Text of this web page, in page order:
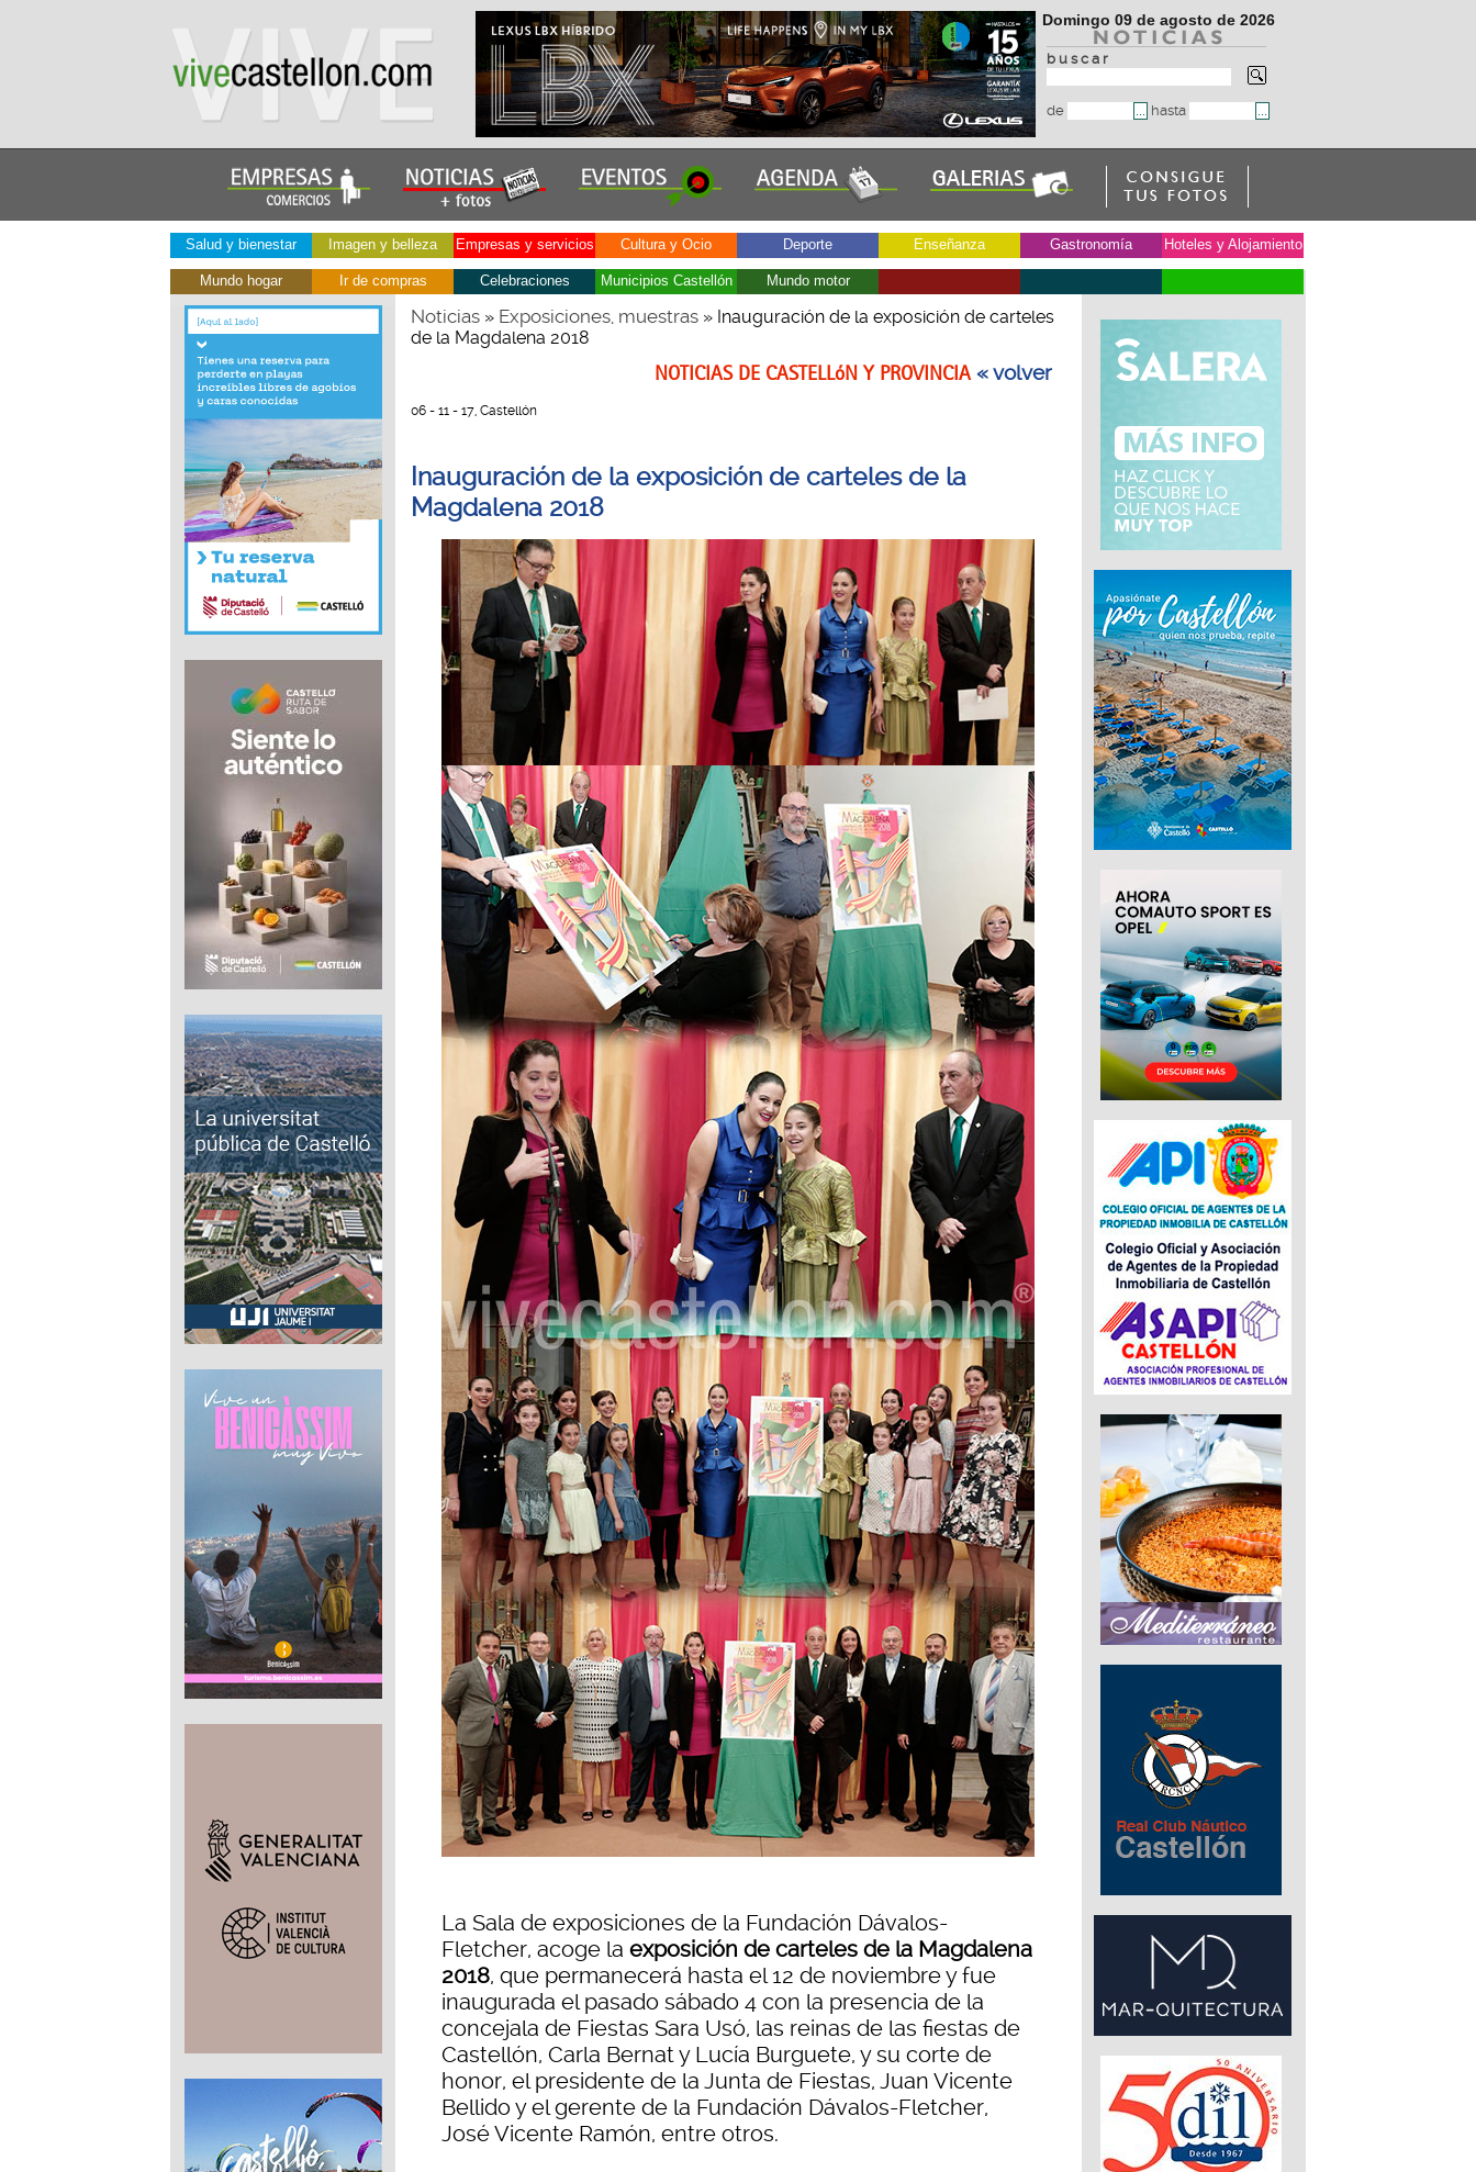
Domingo 09 de agosto de 2026
b u s c a r
de hasta
Salud y bienestar Imagen y belleza Empresas y servicios Cultura y Ocio Deporte Enseñanza Gastronomía Hoteles y Alojamiento
Mundo hogar Ir de compras Celebraciones Municipios Castellón Mundo motor
Noticias» Exposiciones, muestras» Inauguración de la exposición de carteles
de la Magdalena 2018
NOTICIAS DE CASTELLóN Y PROVINCIA« volver
06 - 11 - 17, Castellón
Inauguración de la exposición de carteles de la
Magdalena 2018
La Sala de exposiciones de la Fundación Dávalos-
Fletcher, acoge la exposición de carteles de la Magdalena
2018, que permanecerá hasta el 12 de noviembre y fue
inaugurada el pasado sábado 4 con la presencia de la
concejala de Fiestas Sara Usó, las reinas de las fiestas de
Castellón, Carla Bernat y Lucía Burguete, y su corte de
honor, el presidente de la Junta de Fiestas, Juan Vicente
Bellido y el gerente de la Fundación Dávalos-Fletcher,
José Vicente Ramón, entre otros.